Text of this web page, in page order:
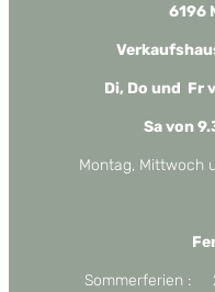
6196
Di, Do und Fr
Sa von
Montag, Mittwoch
Sommerferien :